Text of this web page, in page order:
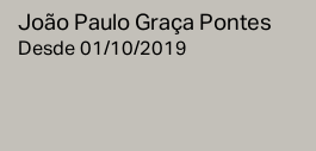
Formação
João Paulo Graça Pontes
Desde 01/10/2019